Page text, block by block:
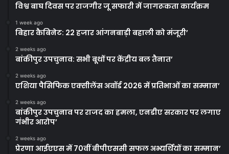
विश्व बाघ दिवस पर राजगीर जू सफारी में जागरूकता कार्यक्रम
1 week ago
बिहार कैबिनेट: 22 हजार आंगनबाड़ी बहाली को मंजूरी’
2 weeks ago
बांकीपुर उपचुनाव: सभी बूथों पर केंद्रीय बल तैनात’
2 weeks ago
एशिया पैसिफिक एक्सीलेंस अवॉर्ड 2026 में प्रतिभाओं का सम्मान’
2 weeks ago
बांकीपुर उपचुनाव पर राजद का हमला, एनडीए सरकार पर लगाए
गंभीर आरोप’
2 weeks ago
प्रेरणा आईएएस में 70वीं बीपीएससी सफल अभ्यर्थियों का सम्मान’